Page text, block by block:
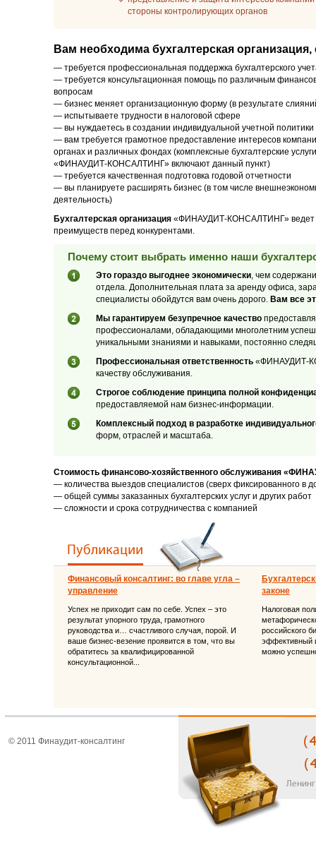
стороны контролирующих органов
Вам необходима бухгалтерская организация,
— требуется профессиональная поддержка бухгалтерского
— требуется консультационная помощь по различным
вопросам
— бизнес меняет организационную форму (в результате
— испытываете трудности в налоговой сфере
— вы нуждаетесь в создании индивидуальной учетной политики
— вам требуется грамотное предоставление интересов
органах и различных фондах (комплексные бухгалтерские услуги
«ФИНАУДИТ-КОНСАЛТИНГ» включают данный пункт)
— требуется качественная подготовка годовой отчетности
— вы планируете расширять бизнес (в том числе
деятельность)
Бухгалтерская организация «ФИНАУДИТ-КОНСАЛТИНГ» ведет
преимуществ перед конкурентами.
Почему стоит выбрать именно наши
Это гораздо выгоднее экономически, чем
отдела. Дополнительная плата за аренду офиса,
специалисты обойдутся вам очень дорого. Вам все
Мы гарантируем безупречное качество
профессионалами, обладающими многолетним
уникальными знаниями и навыками, постоянно
Профессиональная ответственность «ФИНАУДИТ-
качеству обслуживания.
Строгое соблюдение принципа полной
предоставляемой нам бизнес-информации.
Комплексный подход в разработке
форм, отраслей и масштаба.
Стоимость финансово-хозяйственного обслуживания
— количества выездов специалистов (сверх фиксированного в
— общей суммы заказанных бухгалтерских услуг и других работ
— сложности и срока сотрудничества с компанией
Финансовый консалтинг: во главе угла –
управление
Успех не приходит сам по себе. Успех – это
результат упорного труда, грамотного
руководства и… счастливого случая, порой. И
ваше бизнес-везение проявится в том, что вы
обратитесь за квалифицированной
консультационной...
законе
Налоговая
российского
эффективный
можно
© 2011 Финаудит-консалтинг